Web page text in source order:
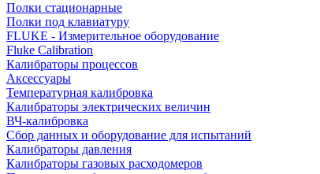
Полки стационарные
Полки под клавиатуру
FLUKE - Измерительное оборудование
Fluke Calibration
Калибраторы процессов
Аксессуары
Температурная калибровка
Калибраторы электрических величин
ВЧ-калибровка
Сбор данных и оборудование для испытаний
Калибраторы давления
Калибраторы газовых расходомеров